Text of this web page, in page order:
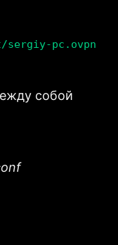
sergiy-pc.ovpn
собой